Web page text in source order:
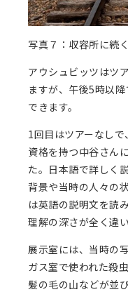
写真７：収容所に続
アウシュ ビッツはツ
ますが、午後5時以降
できます。
1回目はツアーなし
資格を持つ中谷さん
た。日本語で詳しく
背景や当時の人々の
は英語の説明文を読
理解の深さが全く違い
展示室には、当時の
ガス室で使われた殺
髪の毛の山などが並